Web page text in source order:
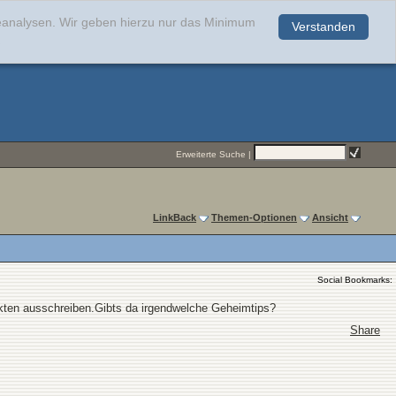
Verstanden
Wir geben hierzu nur das Minimum
Erweiterte Suche |
LinkBack Themen-Optionen Ansicht
Social Bookmarks:
ausschreiben.Gibts da irgendwelche Geheimtips?
Share